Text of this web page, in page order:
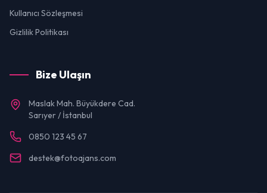
Kullanıcı Sözleşmesi
Gizlilik Politikası
Bize Ulaşın
Maslak Mah. Büyükdere Cad.
Sarıyer / İstanbul
0850 123 45 67
destek@fotoajans.com